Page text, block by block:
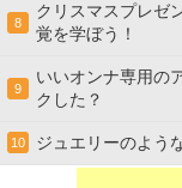
8
クリスマスプレゼ
覚を学ぼう！
9
いいオンナ専用の
クした？
10 ジュエリーのよう